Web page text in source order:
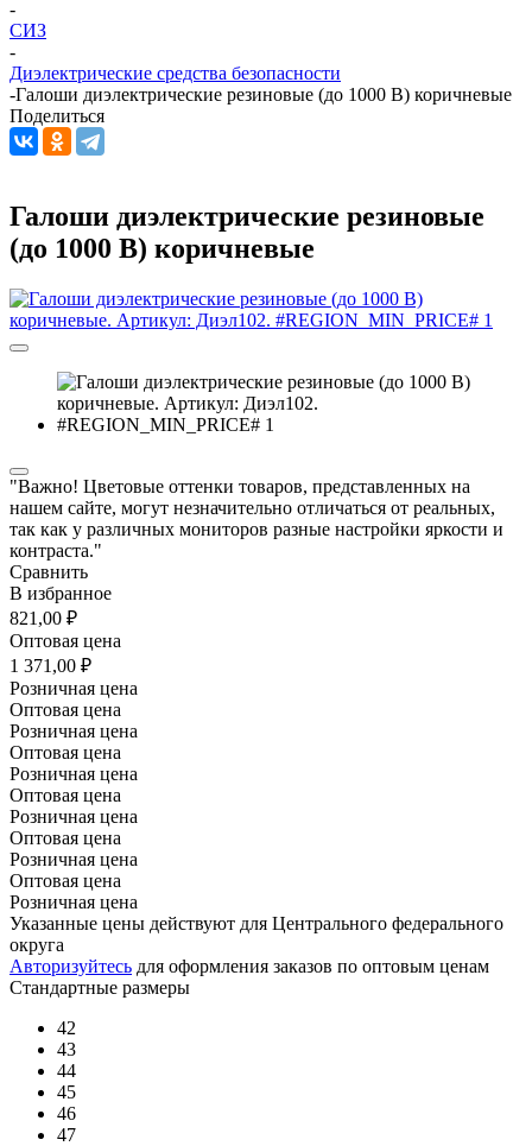
-
СИЗ
-
Диэлектрические средства безопасности
-Галоши диэлектрические резиновые (до 1000 В) коричневые
Поделиться
Галоши диэлектрические резиновые
(до 1000 В) коричневые
"Важно! Цветовые оттенки товаров, представленных на
нашем сайте, могут незначительно отличаться от реальных,
так как у различных мониторов разные настройки яркости и
контраста."
Сравнить
В избранное
821,00 ₽
Оптовая цена
1 371,00 ₽
Розничная цена
Оптовая цена
Розничная цена
Оптовая цена
Розничная цена
Оптовая цена
Розничная цена
Оптовая цена
Розничная цена
Оптовая цена
Розничная цена
Указанные цены действуют для Центрального федерального
округа
Авторизуйтесь для оформления заказов по оптовым ценам
Стандартные размеры
42
43
44
45
46
47